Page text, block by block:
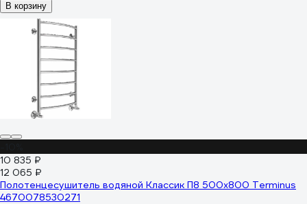
В корзину
10 835 ₽
12 065 ₽
Полотенцесушитель водяной Классик П8 500x800 Terminus
4670078530271